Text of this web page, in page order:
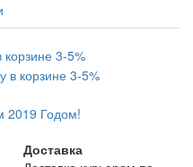
корзине 3-5%
Доставка